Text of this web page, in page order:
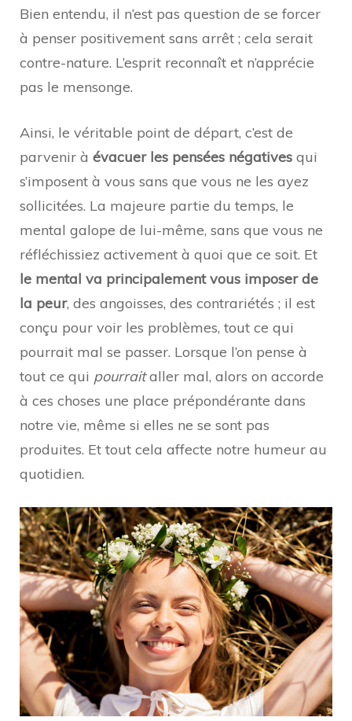
Bien entendu, il n’est pas question de se forcer
à penser positivement sans arrêt ; cela serait
contre-nature. L’esprit reconnaît et n’apprécie
pas le mensonge.
Ainsi, le véritable point de départ, c’est de
parvenir à évacuer les pensées négatives qui
s’imposent à vous sans que vous ne les ayez
sollicitées. La majeure partie du temps, le
mental galope de lui-même, sans que vous ne
réfléchissiez activement à quoi que ce soit. Et
le mental va principalement vous imposer de
la peur, des angoisses, des contrariétés ; il est
conçu pour voir les problèmes, tout ce qui
pourrait mal se passer. Lorsque l’on pense à
tout ce qui pourraitaller mal, alors on accorde
à ces choses une place prépondérante dans
notre vie, même si elles ne se sont pas
produites. Et tout cela affecte notre humeur au
quotidien.